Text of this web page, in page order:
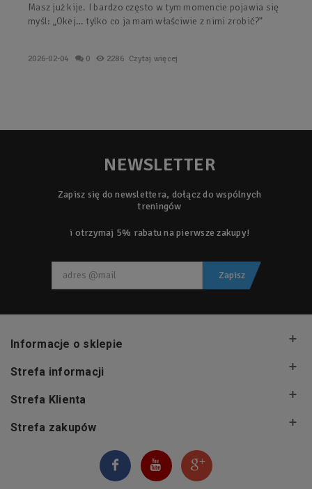
PLAN KROK PO KROKU.
Masz już kije. I bardzo często w tym momencie pojawia się
myśl: „Okej… tylko co ja mam właściwie z nimi zrobić?”
2026-02-04 0 2286 Czytaj więcej
NEWSLETTER
Zapisz się do newslettera, dołącz do wspólnych
treningów
i otrzymaj 5% rabatu na pierwsze zakupy!
Zapisz
Informacje o sklepie
Strefa informacji
Strefa Klienta
Strefa zakupów